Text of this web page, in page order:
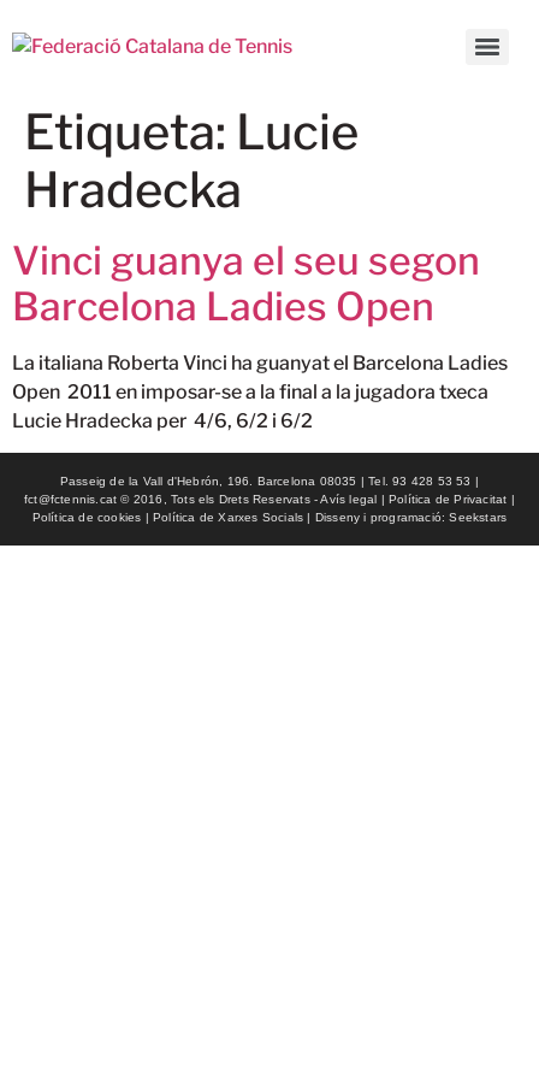
Etiqueta: Lucie
Hradecka
Vinci guanya el seu segon
Barcelona Ladies Open
La italiana Roberta Vinci ha guanyat el Barcelona Ladies
Open 2011 en imposar-se a la final a la jugadora txeca
Lucie Hradecka per 4/6, 6/2 i 6/2
Passeig de la Vall d'Hebrón, 196. Barcelona 08035 | Tel. 93 428 53 53 |
fct@fctennis.cat © 2016, Tots els Drets Reservats - Avís legal | Política de Privacitat |
Política de cookies | Política de Xarxes Socials | Disseny i programació: Seekstars